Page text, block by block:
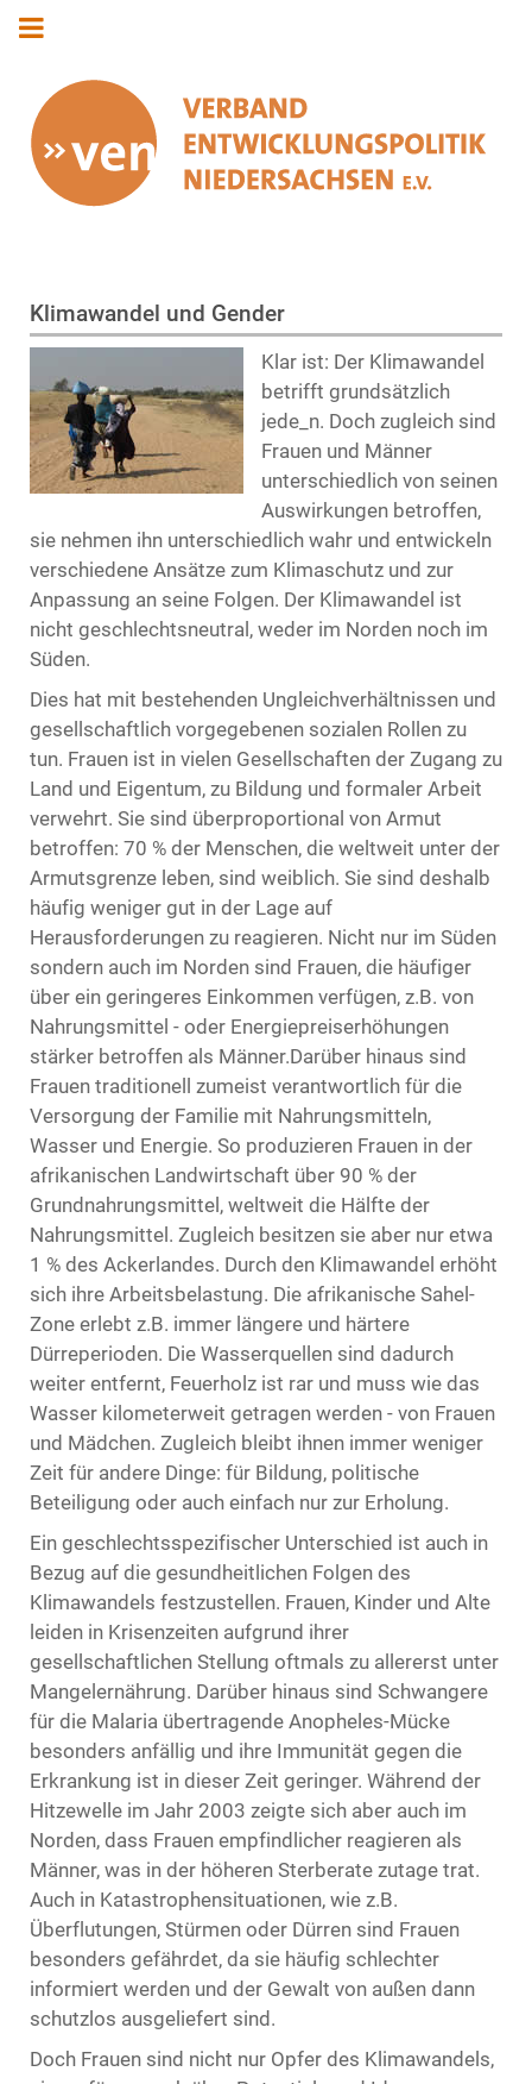
Klimawandel und Gender
Klar ist: Der Klimawandel
betrifft grundsätzlich
jede_n. Doch zugleich sind
Frauen und Männer
unterschiedlich von seinen
Auswirkungen betroffen,
sie nehmen ihn unterschiedlich wahr und entwickeln
verschiedene Ansätze zum Klimaschutz und zur
Anpassung an seine Folgen. Der Klimawandel ist
nicht geschlechtsneutral, weder im Norden noch im
Süden.
Dies hat mit bestehenden Ungleichverhältnissen und
gesellschaftlich vorgegebenen sozialen Rollen zu
tun. Frauen ist in vielen Gesellschaften der Zugang zu
Land und Eigentum, zu Bildung und formaler Arbeit
verwehrt. Sie sind überproportional von Armut
betroffen: 70 % der Menschen, die weltweit unter der
Armutsgrenze leben, sind weiblich. Sie sind deshalb
häufig weniger gut in der Lage auf
Herausforderungen zu reagieren. Nicht nur im Süden
sondern auch im Norden sind Frauen, die häufiger
über ein geringeres Einkommen verfügen, z.B. von
Nahrungsmittel - oder Energiepreiserhöhungen
stärker betroffen als Männer.Darüber hinaus sind
Frauen traditionell zumeist verantwortlich für die
Versorgung der Familie mit Nahrungsmitteln,
Wasser und Energie. So produzieren Frauen in der
afrikanischen Landwirtschaft über 90 % der
Grundnahrungsmittel, weltweit die Hälfte der
Nahrungsmittel. Zugleich besitzen sie aber nur etwa
1 % des Ackerlandes. Durch den Klimawandel erhöht
sich ihre Arbeitsbelastung. Die afrikanische Sahel-
Zone erlebt z.B. immer längere und härtere
Dürreperioden. Die Wasserquellen sind dadurch
weiter entfernt, Feuerholz ist rar und muss wie das
Wasser kilometerweit getragen werden - von Frauen
und Mädchen. Zugleich bleibt ihnen immer weniger
Zeit für andere Dinge: für Bildung, politische
Beteiligung oder auch einfach nur zur Erholung.
Ein geschlechtsspezifischer Unterschied ist auch in
Bezug auf die gesundheitlichen Folgen des
Klimawandels festzustellen. Frauen, Kinder und Alte
leiden in Krisenzeiten aufgrund ihrer
gesellschaftlichen Stellung oftmals zu allererst unter
Mangelernährung. Darüber hinaus sind Schwangere
für die Malaria übertragende Anopheles-Mücke
besonders anfällig und ihre Immunität gegen die
Erkrankung ist in dieser Zeit geringer. Während der
Hitzewelle im Jahr 2003 zeigte sich aber auch im
Norden, dass Frauen empfindlicher reagieren als
Männer, was in der höheren Sterberate zutage trat.
Auch in Katastrophensituationen, wie z.B.
Überflutungen, Stürmen oder Dürren sind Frauen
besonders gefährdet, da sie häufig schlechter
informiert werden und der Gewalt von außen dann
schutzlos ausgeliefert sind.
Doch Frauen sind nicht nur Opfer des Klimawandels,